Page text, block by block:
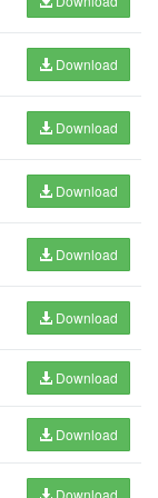
Download
Download
Download
Download
Download
Download
Download
Download